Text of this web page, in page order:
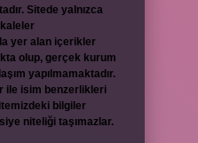
Sitede yalnızca
yer alan içerikler
olup, gerçek kurum
yapılmamaktadır.
ile isim benzerlikleri
bilgiler
niteliği taşımazlar.